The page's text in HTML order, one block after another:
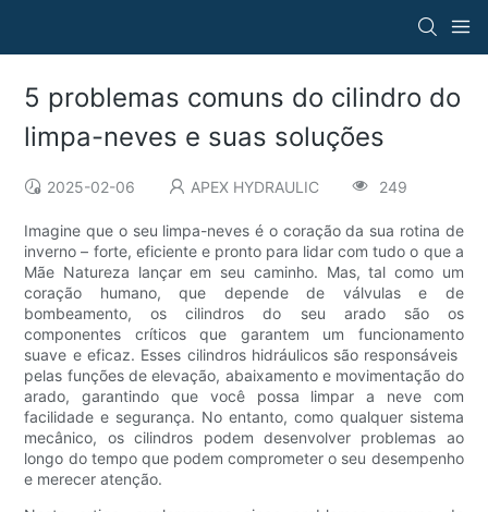
5 problemas comuns do cilindro do
limpa-neves e suas soluções
2025-02-06 APEX HYDRAULIC 249
Imagine que o seu limpa-neves é o coração da sua rotina de
inverno – forte, eficiente e pronto para lidar com tudo o que a
Mãe Natureza lançar em seu caminho. Mas, tal como um
coração humano, que depende de válvulas e de
bombeamento, os cilindros do seu arado são os
componentes críticos que garantem um funcionamento
suave e eficaz. Esses cilindros hidráulicos são responsáveis ​​
pelas funções de elevação, abaixamento e movimentação do
arado, garantindo que você possa limpar a neve com
facilidade e segurança. No entanto, como qualquer sistema
mecânico, os cilindros podem desenvolver problemas ao
longo do tempo que podem comprometer o seu desempenho
e merecer atenção.